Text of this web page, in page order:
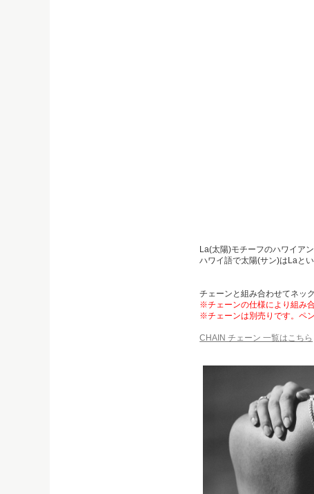
La(太陽)モチーフのハワイア
ハワイ語で太陽(サン)はLaとい
チェーンと組み合わせてネッ
※チェーンの仕様により組み
※チェーンは別売りです。ペ
CHAIN チェーン 一覧はこちら